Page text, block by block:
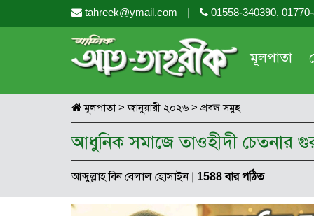
tahreek@ymail.com | 01558-340390,
মূলপাতা
মূলপাতা> জানুয়ারী ২০২৬ > প্রবন্ধ সমুহ
আধুনিক সমাজে তাওহীদী চেতনার
আব্দুল্লাহ বিন বেলাল হোসাইন| 1588 বার পঠিত